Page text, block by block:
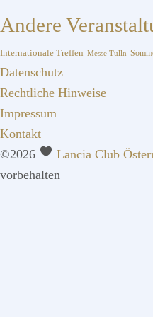
Andere
Internationale Treffen Messe Tulln
Datenschutz
Rechtliche Hinweise
Impressum
Kontakt
©2026
Lancia Club
vorbehalten